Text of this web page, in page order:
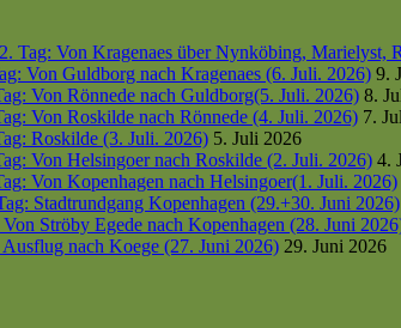
Tag: Von Kragenaes über Nynköbing, Marielyst,
Von Guldborg nach Kragenaes (6. Juli. 2026) 9.
Von Rönnede nach Guldborg(5. Juli. 2026) 8.
Von Roskilde nach Rönnede (4. Juli. 2026) 7.
Roskilde (3. Juli. 2026) 5. Juli 2026
Von Helsingoer nach Roskilde (2. Juli. 2026) 4.
Von Kopenhagen nach Helsingoer(1. Juli. 2026)
Stadtrundgang Kopenhagen (29.+30. Juni 2026)
Ströby Egede nach Kopenhagen (28. Juni
nach Koege (27. Juni 2026) 29. Juni 2026